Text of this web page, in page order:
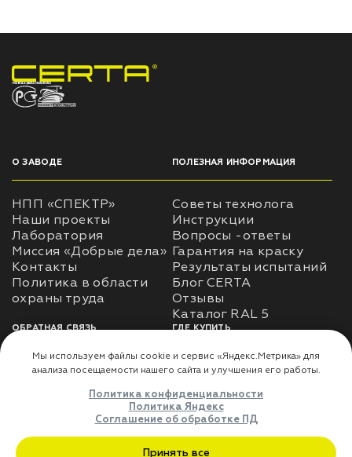
НПП «СПЕКТР» ЗАВОД ЛАКОКРАСОЧНЫХ МАТЕРИАЛОВ
О ЗАВОДЕ
НПП «СПЕКТР»
Наши проекты
Лаборатория
Миссия «Добрые дела»
Контакты
Политика в области
ПОЛЕЗНАЯ ИНФОРМАЦИЯ
Советы технолога
Инструкции
Вопросы -ответы
Гарантия на краску
Результаты испытаний
Блог CERTA
Отзывы
Каталог RAL 5
ОБРАТНАЯ СВЯЗЬ
Использование
использования личных
Оферта
ГДЕ КУПИТЬ
Доставка
Где купить